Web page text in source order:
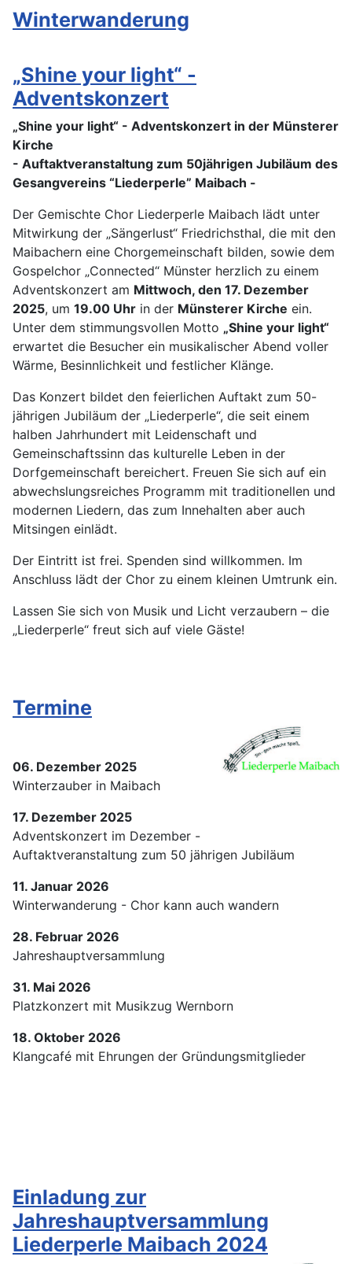
Winterwanderung
„Shine your light“ -
Adventskonzert
„Shine your light“ - Adventskonzert in der Münsterer
Kirche
- Auftaktveranstaltung zum 50jährigen Jubiläum des
Gesangvereins “Liederperle” Maibach -
Der Gemischte Chor Liederperle Maibach lädt unter
Mitwirkung der „Sängerlust“ Friedrichsthal, die mit den
Maibachern eine Chorgemeinschaft bilden, sowie dem
Gospelchor „Connected“ Münster herzlich zu einem
Adventskonzert am Mittwoch, den 17. Dezember
2025, um 19.00 Uhr in der Münsterer Kirche ein.
Unter dem stimmungsvollen Motto „Shine your light“
erwartet die Besucher ein musikalischer Abend voller
Wärme, Besinnlichkeit und festlicher Klänge.
Das Konzert bildet den feierlichen Auftakt zum 50-
jährigen Jubiläum der „Liederperle“, die seit einem
halben Jahrhundert mit Leidenschaft und
Gemeinschaftssinn das kulturelle Leben in der
Dorfgemeinschaft bereichert. Freuen Sie sich auf ein
abwechslungsreiches Programm mit traditionellen und
modernen Liedern, das zum Innehalten aber auch
Mitsingen einlädt.
Der Eintritt ist frei. Spenden sind willkommen. Im
Anschluss lädt der Chor zu einem kleinen Umtrunk ein.
Lassen Sie sich von Musik und Licht verzaubern – die
„Liederperle“ freut sich auf viele Gäste!
Termine
06. Dezember 2025
Winterzauber in Maibach
17. Dezember 2025
Adventskonzert im Dezember -
Auftaktveranstaltung zum 50 jährigen Jubiläum
11. Januar 2026
Winterwanderung - Chor kann auch wandern
28. Februar 2026
Jahreshauptversammlung
31. Mai 2026
Platzkonzert mit Musikzug Wernborn
18. Oktober 2026
Klangcafé mit Ehrungen der Gründungsmitglieder
Einladung zur
Jahreshauptversammlung
Liederperle Maibach 2024